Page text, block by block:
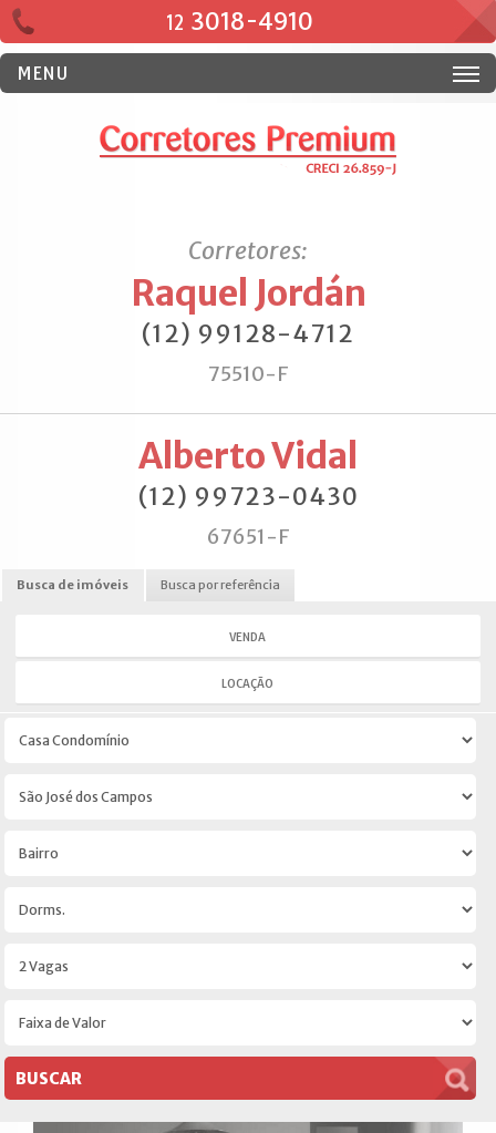
12 3018-4910
MENU
Corretores:
Raquel Jordán
(12) 99128-4712
75510-F
Alberto Vidal
(12) 99723-0430
67651-F
Busca de imóveis Busca por referência
VENDA
LOCAÇÃO